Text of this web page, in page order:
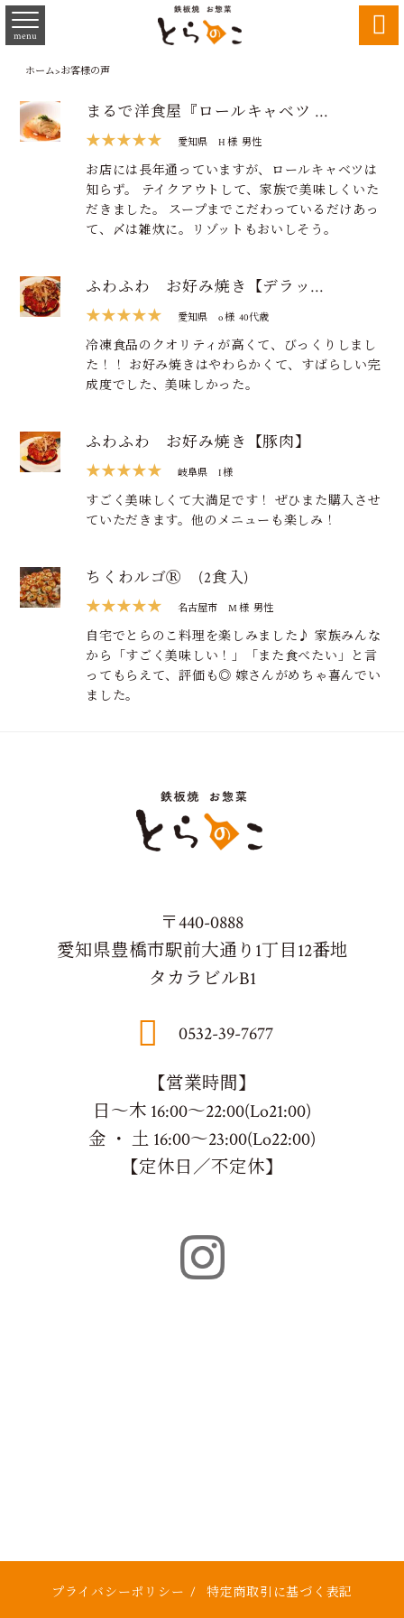
menu 
ホーム>お客様の声
まるで洋食屋『ロールキャベツ …
★★★★★
愛知県 H 様 男性
お店には長年通っていますが、ロールキャベツは
知らず。 テイクアウトして、家族で美味しくいた
だきました。 スープまでこだわっているだけあっ
て、〆は雑炊に。リゾットもおいしそう。
ふわふわ お好み焼き【デラッ…
★★★★★
愛知県 o 様 40代歳
冷凍食品のクオリティが高くて、びっくりしまし
た！！ お好み焼きはやわらかくて、すばらしい完
成度でした、美味しかった。
ふわふわ お好み焼き【豚肉】
★★★★★
岐阜県 I 様
すごく美味しくて大満足です！ ぜひまた購入させ
ていただきます。他のメニューも楽しみ！
ちくわルゴⓇ (2食入)
★★★★★
名古屋市 M 様 男性
自宅でとらのこ料理を楽しみました♪ 家族みんな
から「すごく美味しい！」「また食べたい」と言
ってもらえて、評価も◎ 嫁さんがめちゃ喜んでい
ました。
〒440-0888
愛知県豊橋市駅前大通り1丁目12番地
タカラビルB1
0532-39-7677
【営業時間】
日～木 16:00～22:00(Lo21:00)
金 ・ 土 16:00～23:00(Lo22:00)
【定休日／不定休】
プライバシーポリシー / 特定商取引に基づく表記